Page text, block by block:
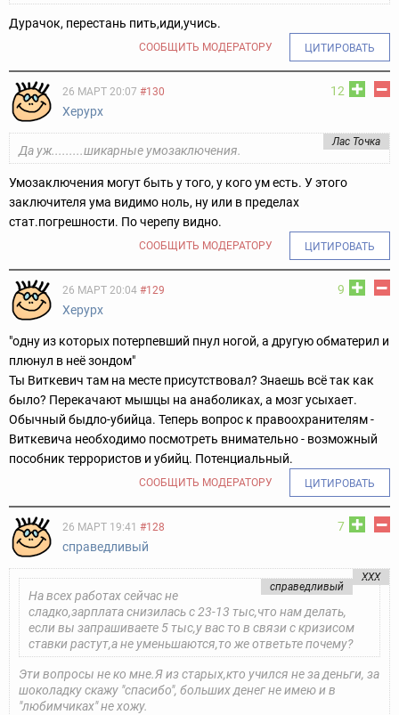
Дурачок, перестань пить,иди,учись.
СООБЩИТЬ МОДЕРАТОРУ ЦИТИРОВАТЬ
12
26 МАРТ 20:07 #130
Херурх
Лас Точка
Да уж.........шикарные умозаключения.
Умозаключения могут быть у того, у кого ум есть. У этого
заключителя ума видимо ноль, ну или в пределах
стат.погрешности. По черепу видно.
СООБЩИТЬ МОДЕРАТОРУ ЦИТИРОВАТЬ
9
26 МАРТ 20:04 #129
Херурх
"одну из которых потерпевший пнул ногой, а другую обматерил и
плюнул в неё зондом"
Ты Виткевич там на месте присутствовал? Знаешь всё так как
было? Перекачают мышцы на анаболиках, а мозг усыхает.
Обычный быдло-убийца. Теперь вопрос к правоохранителям -
Виткевича необходимо посмотреть внимательно - возможный
пособник террористов и убийц. Потенциальный.
СООБЩИТЬ МОДЕРАТОРУ ЦИТИРОВАТЬ
7
26 МАРТ 19:41 #128
справедливый
ХХХ
справедливый
На всех работах сейчас не
сладко,зарплата снизилась с 23-13 тыс,что нам делать,
если вы запрашиваете 5 тыс,у вас то в связи с кризисом
ставки растут,а не уменьшаются,то же ответьте почему?
Эти вопросы не ко мне.Я из старых,кто учился не за деньги, за
шоколадку скажу "спасибо", больших денег не имею и в
"любимчиках" не хожу.